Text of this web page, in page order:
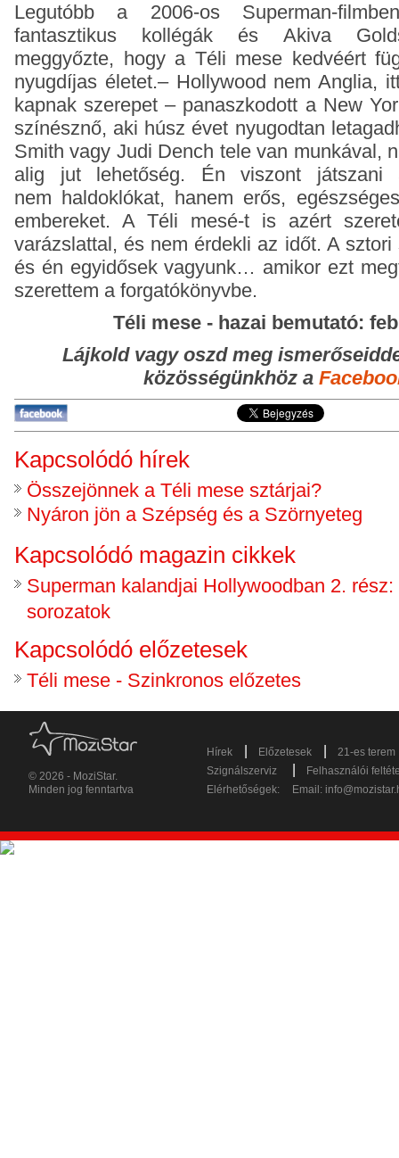
Legutóbb a 2006-os Superman-
fantasztikus kollégák és Akiva
meggyőzte, hogy a Téli mese kedvéért
nyugdíjas életet.– Hollywood nem Anglia,
kapnak szerepet – panaszkodott a New
színésznő, aki húsz évet nyugodtan
Smith vagy Judi Dench tele van munkával,
alig jut lehetőség. Én viszont játszani
nem haldoklókat, hanem erős,
embereket. A Téli mesé-t is azért
varázslattal, és nem érdekli az időt. A
és én egyidősek vagyunk… amikor ezt
szerettem a forgatókönyvbe.
Téli mese - hazai bemutató:
Lájkold vagy oszd meg
közösségünkhöz a
Kapcsolódó hírek
Összejönnek a Téli mese sztárjai?
Nyáron jön a Szépség és a Szörnyeteg
Kapcsolódó magazin cikkek
Superman kalandjai Hollywoodban 2.
sorozatok
Kapcsolódó előzetesek
Téli mese - Szinkronos előzetes
© 2026 - MoziStar.
Minden jog fenntartva
Hírek Előzetesek
21-es terem
Szignálszerviz
Felhasználói
Elérhetőségek:
Email: